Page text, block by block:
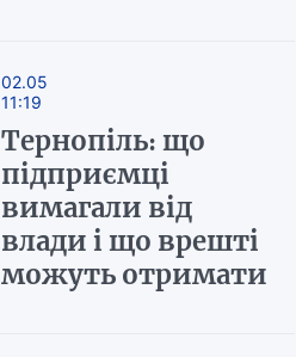
02.05
11:19
Тернопіль: що
підприємці
вимагали від
влади і що врешті
можуть отримати